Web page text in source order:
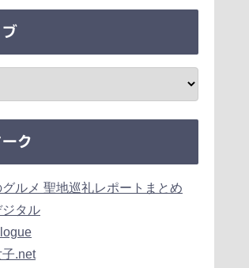
ク
ルメ 聖地巡礼レポートまとめ
ジタル
.net